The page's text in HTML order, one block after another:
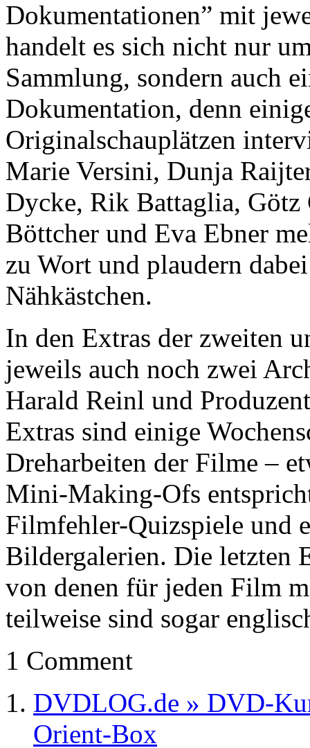
Dokumentationen” mit
handelt es sich nicht nur
Sammlung, sondern auch
Dokumentation, denn
Originalschauplätzen
Marie Versini, Dunja
Dycke, Rik Battaglia,
Böttcher und Eva Ebner
zu Wort und plaudern
Nähkästchen.
In den Extras der zweiten
jeweils auch noch zwei
Harald Reinl und
Extras sind einige
Dreharbeiten der Filme –
Mini-Making-Ofs
Filmfehler-Quizspiele und
Bildergalerien. Die letzten
von denen für jeden Film
teilweise sind sogar
1 Comment
DVDLOG.de » DVD-
Orient-Box